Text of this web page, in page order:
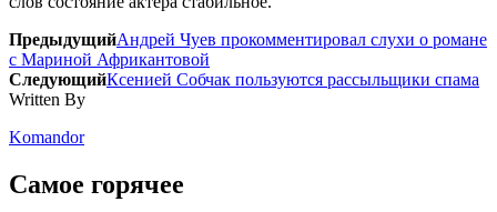
ПредыдущийАндрей Чуев прокомментировал слухи о романе
с Мариной Африкантовой
СледующийКсенией Собчак пользуются рассыльщики спама
Written By
Komandor
Самое горячее